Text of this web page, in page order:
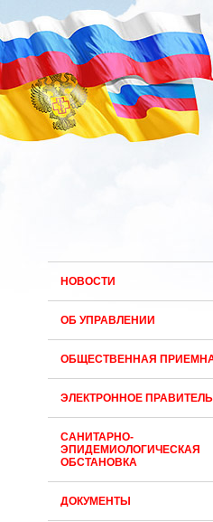
НОВОСТИ
ОБ УПРАВЛЕНИИ
ОБЩЕСТВЕННАЯ
ЭЛЕКТРОННОЕ
САНИТАРНО-
ЭПИДЕМИОЛОГИЧЕСКАЯ
ОБСТАНОВКА
ДОКУМЕНТЫ